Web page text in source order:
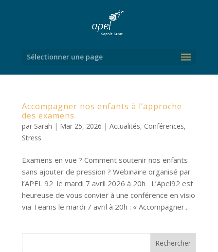
Sélectionner une page
Accompagner nos enfants à l’approche
des examens
par Sarah | Mar 25, 2026 | Actualités, Conférences,
Stress
Examens en vue ? Comment soutenir nos enfants
sans ajouter de pression ? Webinaire organisé par
l’APEL 92 le mardi 7 avril 2026 à 20h L’Apel92 est
heureuse de vous convier à une conférence en visio
via Teams le mardi 7 avril à 20h : « Accompagner...
Rechercher